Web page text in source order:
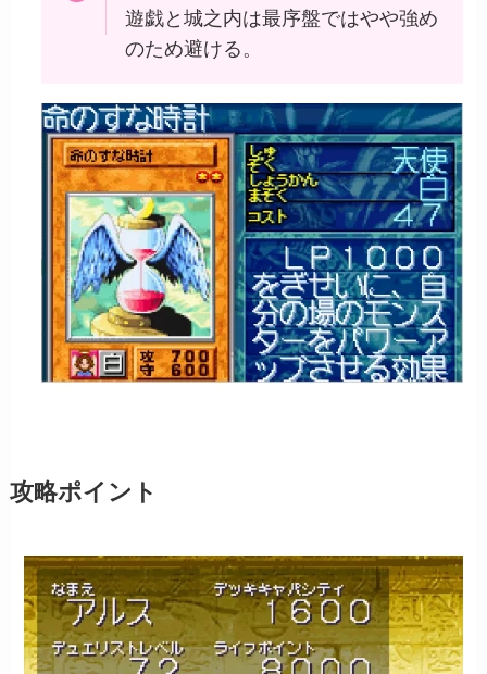
遊戯と城之内は最序盤ではやや強め
のため避ける。
攻略ポイント